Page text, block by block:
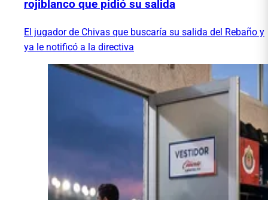
rojiblanco que pidió su salida
El jugador de Chivas que buscaría su salida del Rebaño y
ya le notificó a la directiva